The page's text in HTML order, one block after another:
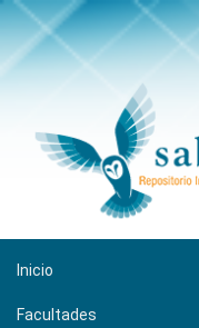
Inicio
Facultades